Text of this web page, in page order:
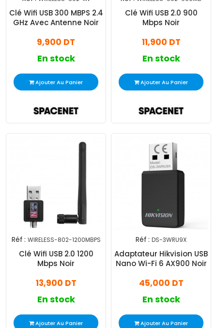
Clé Wifi USB 300 MBPS 2.4
GHz Avec Antenne Noir
9,900 DT
En stock
Ajouter Au Panier
Clé Wifi USB 2.0 900
Mbps Noir
11,900 DT
En stock
Ajouter Au Panier
Réf : WIRELESS-802-1200MBPS
Clé Wifi USB 2.0 1200
Mbps Noir
13,900 DT
En stock
Ajouter Au Panier
Réf : DS-3WRU9X
Adaptateur Hikvision USB
Nano Wi-Fi 6 AX900 Noir
45,000 DT
En stock
Ajouter Au Panier